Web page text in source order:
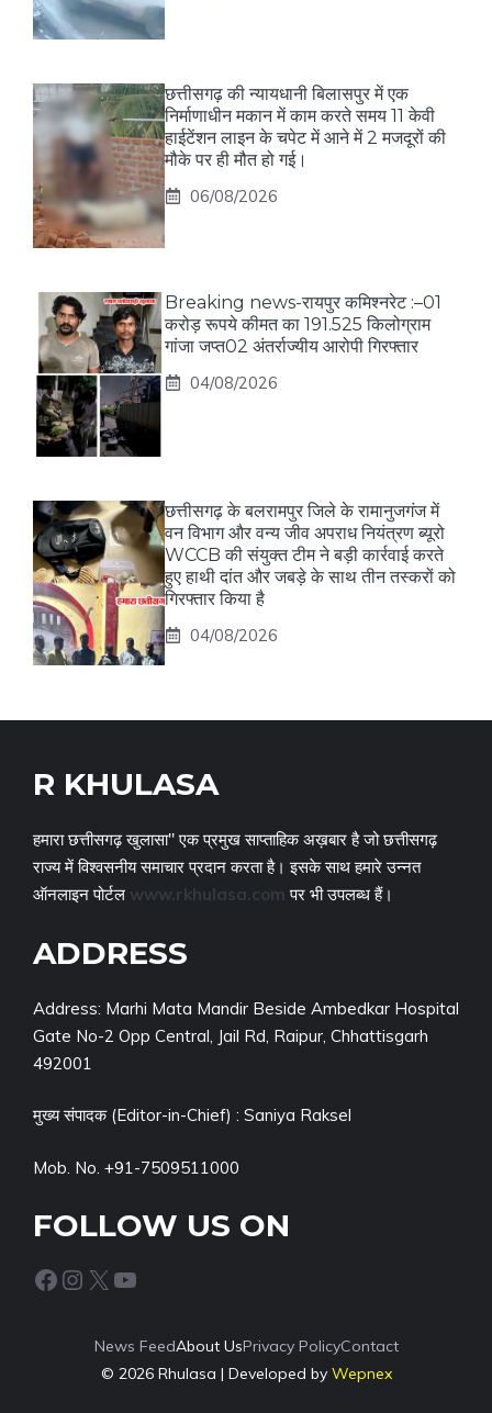
छत्तीसगढ़ की न्यायधानी बिलासपुर में एक
निर्माणाधीन मकान में काम करते समय 11 केवी
हाईटेंशन लाइन के चपेट में आने में 2 मजदूरों की
मौके पर ही मौत हो गई।
06/08/2026
Breaking news-रायपुर कमिश्नरेट :–01
करोड़ रूपये कीमत का 191.525 किलोग्राम
गांजा जप्त02 अंतर्राज्यीय आरोपी गिरफ्तार
04/08/2026
छत्तीसगढ़ के बलरामपुर जिले के रामानुजगंज में
वन विभाग और वन्य जीव अपराध नियंत्रण ब्यूरो
WCCB की संयुक्त टीम ने बड़ी कार्रवाई करते
हुए हाथी दांत और जबड़े के साथ तीन तस्करों को
गिरफ्तार किया है
04/08/2026
R KHULASA
हमारा छत्तीसगढ़ खुलासा" एक प्रमुख साप्ताहिक अख़बार है जो छत्तीसगढ़
राज्य में विश्वसनीय समाचार प्रदान करता है। इसके साथ हमारे उन्नत
ऑनलाइन पोर्टल www.rkhulasa.com पर भी उपलब्ध हैं।
ADDRESS
Address: Marhi Mata Mandir Beside Ambedkar Hospital
Gate No-2 Opp Central, Jail Rd, Raipur, Chhattisgarh
492001
मुख्य संपादक (Editor-in-Chief) : Saniya Raksel
Mob. No. +91-7509511000
FOLLOW US ON
Facebook Instagram X YouTube
News FeedAbout UsPrivacy PolicyContact
© 2026 Rhulasa | Developed by Wepnex